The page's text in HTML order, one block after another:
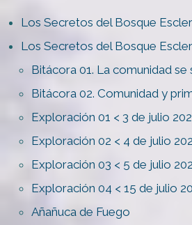
Los Secretos del Bosque
Los Secretos del Bosque
Bitácora 01. La comunidad se
Bitácora 02. Comunidad y
Exploración 01 < 3 de julio
Exploración 02 < 4 de julio
Exploración 03 < 5 de julio
Exploración 04 < 15 de julio
Añañuca de Fuego